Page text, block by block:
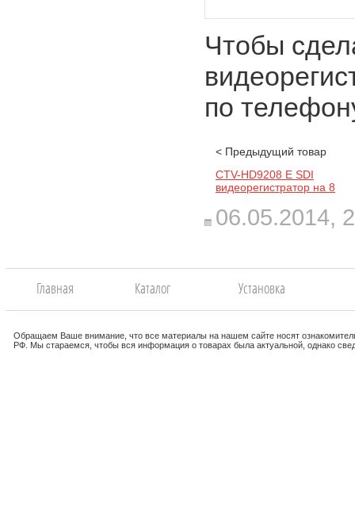
Чтобы
по
< Предыдущий товар
CTV-HD9208 E SDI
видеорегистратор на 8
06.05.2014,
Главная Каталог Установка
Обращаем Ваше внимание, что все материалы на нашем сайте носят
РФ. Мы стараемся, чтобы вся информация о товарах была актуальной, однако